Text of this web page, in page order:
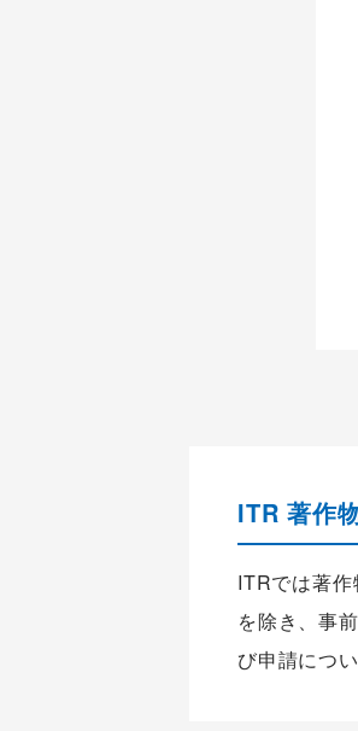
ITR 著作
ITRでは著
を除き、事
び申請につ